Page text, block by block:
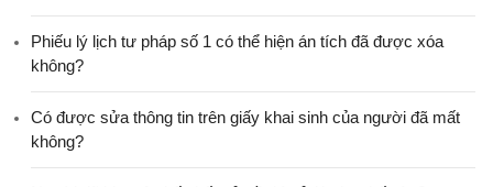
Phiếu lý lịch tư pháp số 1 có thể hiện án tích đã được xóa
không?
Có được sửa thông tin trên giấy khai sinh của người đã mất
không?